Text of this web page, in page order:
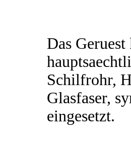
Das
Schilfrohr,
Glasfaser,
eingesetzt.